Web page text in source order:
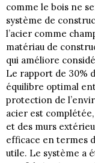
comme le bois ne
système de
l’acier comme
matériau de
qui améliore
Le rapport de 30%
équilibre optimal
protection de
acier est
et des murs
efficace en termes
utile. Le système a